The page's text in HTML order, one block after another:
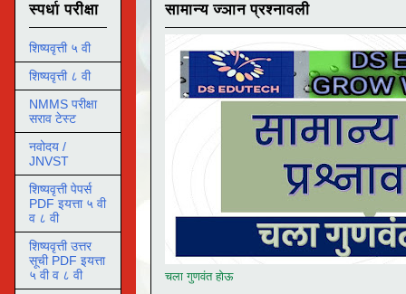
सामान्य ज्ञान प्रश्नावली
चला गुणवंत होऊ
स्पर्धा परीक्षा
शिष्यवृत्ती ५ वी
शिष्यवृत्ती ८ वी
NMMS परीक्षा
सराव टेस्ट
नवोदय /
JNVST
शिष्यवृत्ती पेपर्स
PDF इयत्ता ५ वी
व ८ वी
शिष्यवृत्ती उत्तर
सूची PDF इयत्ता
५ वी व ८ वी